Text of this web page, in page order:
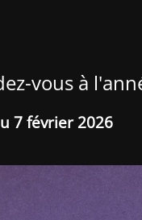
vous à
7 février 2026